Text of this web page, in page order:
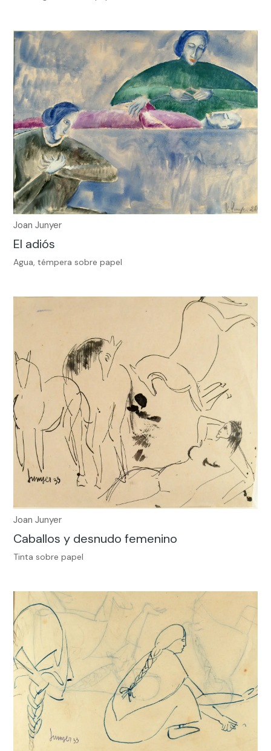
Joan Junyer
El adiós
Agua, témpera sobre papel
Joan Junyer
Caballos y desnudo femenino
Tinta sobre papel